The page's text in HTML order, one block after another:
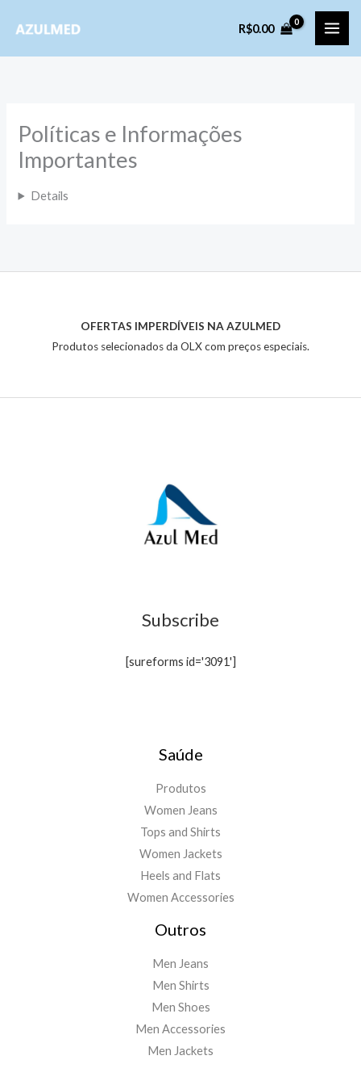
para
o
R$0.00
Políticas e Informações
Importantes
Details
OFERTAS IMPERDÍVEIS NA AZULMED
Produtos selecionados da OLX com preços especiais.
Subscribe
[sureforms id='3091']
Saúde
Produtos
Women Jeans
Tops and Shirts
Women Jackets
Heels and Flats
Women Accessories
Outros
Men Jeans
Men Shirts
Men Shoes
Men Accessories
Men Jackets